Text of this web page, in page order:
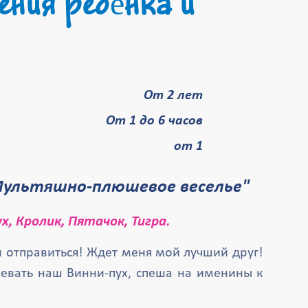
От 2 лет
От 1 до 6 часов
от 1
плюшевое веселье"
Кролик, Пятачок, Тигра.
отправиться! Ждет меня мой лучший друг!
наш Винни-пух, спеша на именины к